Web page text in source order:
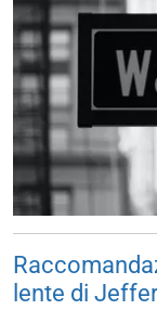
lente di